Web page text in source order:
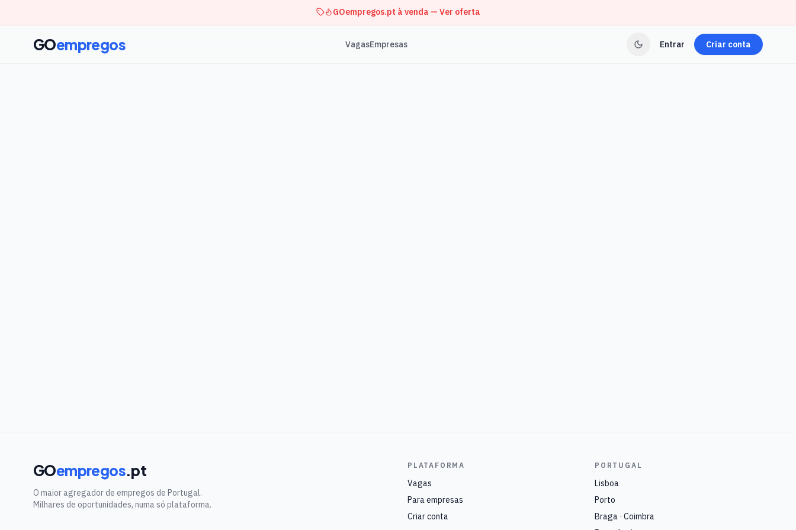
GOempregos.pt à venda — Ver oferta
GOempregos VagasEmpresas Entrar Criar conta
GOempregos.pt
O maior agregador de empregos de Portugal.
Milhares de oportunidades, numa só plataforma.
PLATAFORMA
Vagas
Para empresas
Criar conta
PORTUGAL
Lisboa
Porto
Braga · Coimbra